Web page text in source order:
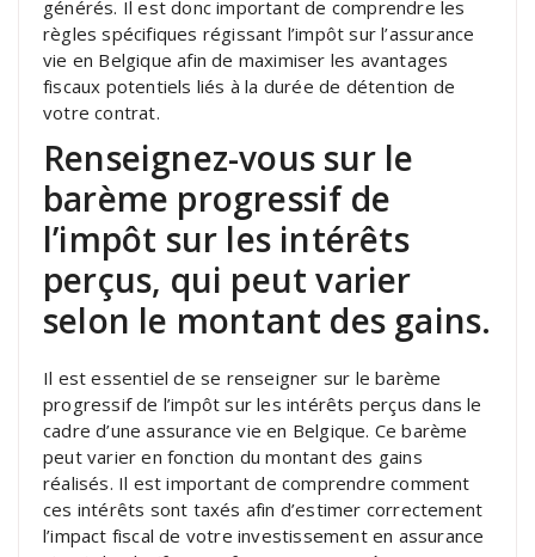
générés. Il est donc important de comprendre les
règles spécifiques régissant l’impôt sur l’assurance
vie en Belgique afin de maximiser les avantages
fiscaux potentiels liés à la durée de détention de
votre contrat.
Renseignez-vous sur le
barème progressif de
l’impôt sur les intérêts
perçus, qui peut varier
selon le montant des gains.
Il est essentiel de se renseigner sur le barème
progressif de l’impôt sur les intérêts perçus dans le
cadre d’une assurance vie en Belgique. Ce barème
peut varier en fonction du montant des gains
réalisés. Il est important de comprendre comment
ces intérêts sont taxés afin d’estimer correctement
l’impact fiscal de votre investissement en assurance